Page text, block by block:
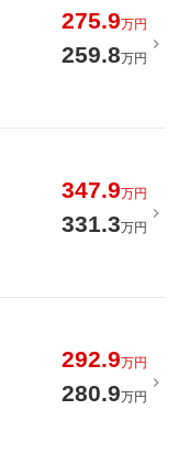
275.9万円
259.8万円
347.9万円
331.3万円
292.9万円
280.9万円